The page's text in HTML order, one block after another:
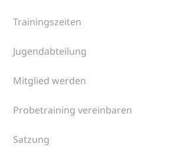
Trainingszeiten
Jugendabteilung
Mitglied werden
Probetraining vereinbaren
Satzung